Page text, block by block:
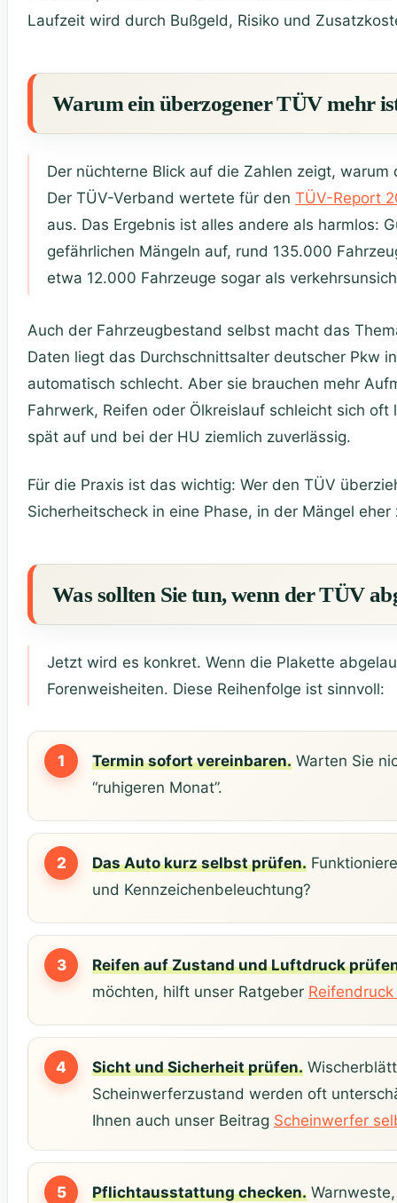
Laufzeit wird durch Bußgeld, Risiko und
Warum ein überzogener TÜV mehr
Der nüchterne Blick auf die Zahlen zeigt,
Der TÜV-Verband wertete für den TÜV-Report
aus. Das Ergebnis ist alles andere als harmlos:
gefährlichen Mängeln auf, rund 135.000
etwa 12.000 Fahrzeuge sogar als
Auch der Fahrzeugbestand selbst macht das
Daten liegt das Durchschnittsalter deutscher Pkw
automatisch schlecht. Aber sie brauchen mehr
Fahrwerk, Reifen oder Ölkreislauf schleicht sich
spät auf und bei der HU ziemlich zuverlässig.
Für die Praxis ist das wichtig: Wer den TÜV
Sicherheitscheck in eine Phase, in der Mängel
Was sollten Sie tun, wenn der TÜV
Jetzt wird es konkret. Wenn die Plakette
Forenweisheiten. Diese Reihenfolge ist sinnvoll:
Termin sofort vereinbaren. Warten Sie
“ruhigeren Monat”.
Das Auto kurz selbst prüfen.
und Kennzeichenbeleuchtung?
Reifen auf Zustand und Luftdruck
möchten, hilft unser Ratgeber
Sicht und Sicherheit prüfen.
Scheinwerferzustand werden oft
Ihnen auch unser Beitrag Scheinwerfer
Pflichtausstattung checken.